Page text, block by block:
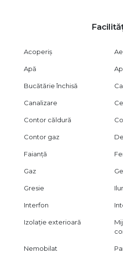
conform articolelor 2096–2102 din
credit pentru clienții care
CITY IMOB INVEST – spațiile bune
Acoperiș
Apă
Bucătărie închisă
Canalizare
Contor căldură
Contor gaz
Faianță
Gaz
Gresie
Interfon
Izolație exterioară
Nemobilat